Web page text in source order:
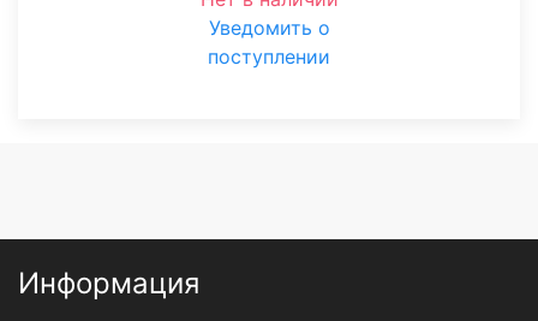
Уведомить о
поступлении
Информация